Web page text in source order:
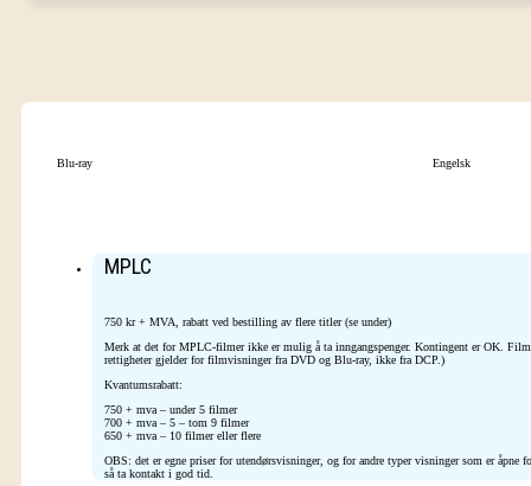
Blu-ray Engelsk
MPLC
750 kr + MVA, rabatt ved bestilling av flere titler (se under)
Merk at det for MPLC-filmer ikke er mulig å ta inngangspenger. Kontingent er OK.
rettigheter gjelder for filmvisninger fra DVD og Blu-ray, ikke fra DCP.)
Kvantumsrabatt:
750 + mva – under 5 filmer
700 + mva – 5 – tom 9 filmer
650 + mva – 10 filmer eller flere
OBS: det er egne priser for utendørsvisninger, og for andre typer visninger som er
så ta kontakt i god tid.